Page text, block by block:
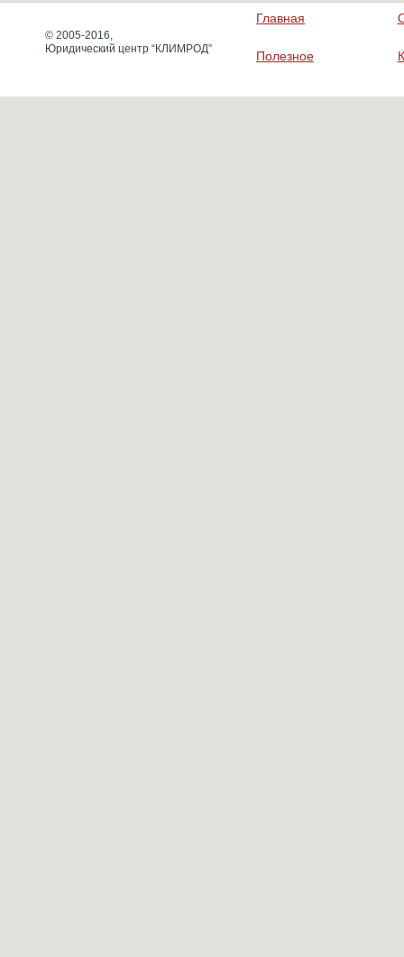
© 2005-2016,
Юридический центр “КЛИМРОД”
Главная
Полезное